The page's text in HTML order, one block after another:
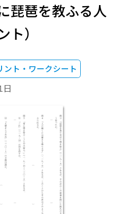
琵琶を教ふる人
ト）
ント・ワークシート
日